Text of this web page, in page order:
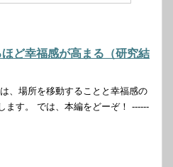
ど幸福感が高まる（研究結
、場所を移動することと幸福感の
ます。 では、本編をどーぞ！ ------